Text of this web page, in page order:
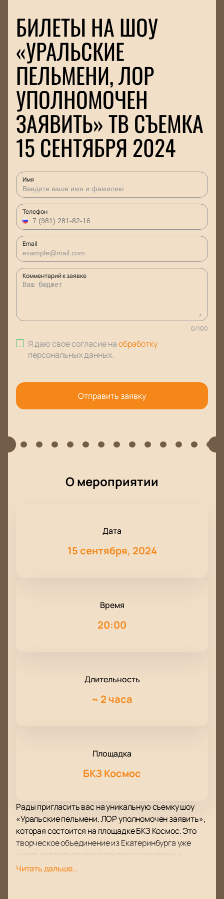
БИЛЕТЫ НА ШОУ
«УРАЛЬСКИЕ
ПЕЛЬМЕНИ, ЛОР
УПОЛНОМОЧЕН
ЗАЯВИТЬ» ТВ СЪЕМКА
15 СЕНТЯБРЯ 2024
Имя
Телефон
Email
Комментарий к заявке
0/100
Я даю свое согласие наобработку
персональных данных.
Отправить заявку
О мероприятии
Дата
15 сентября, 2024
Время
20:00
Длительность
~ 2 часа
Площадка
БКЗ Космос
Рады пригласить вас на уникальную съемку шоу
«Уральские пельмени. ЛОР уполномочен заявить»,
которая состоится на площадке БКЗ Космос. Это
творческое объединение из Екатеринбурга уже
много лет радует своих поклонников ярким и
остроумным юмором.
Читать дальше...